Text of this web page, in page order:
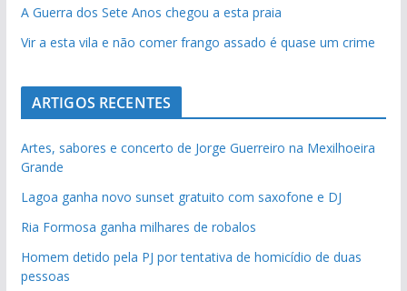
A Guerra dos Sete Anos chegou a esta praia
Vir a esta vila e não comer frango assado é quase um crime
ARTIGOS RECENTES
Artes, sabores e concerto de Jorge Guerreiro na Mexilhoeira
Grande
Lagoa ganha novo sunset gratuito com saxofone e DJ
Ria Formosa ganha milhares de robalos
Homem detido pela PJ por tentativa de homicídio de duas
pessoas